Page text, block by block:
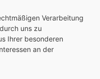
Verarbeitung
uns zu
Ihrer besonderen
an der